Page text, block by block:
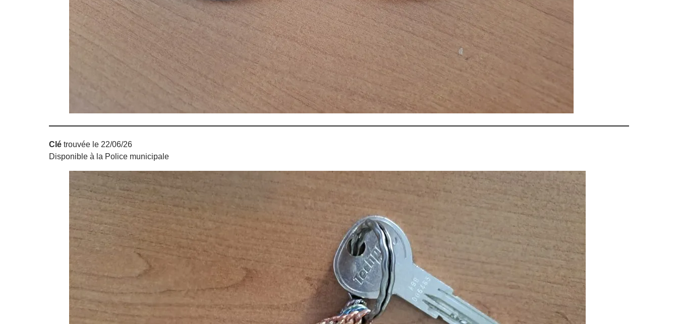
Clé trouvée le 22/06/26
Disponible à la Police municipale